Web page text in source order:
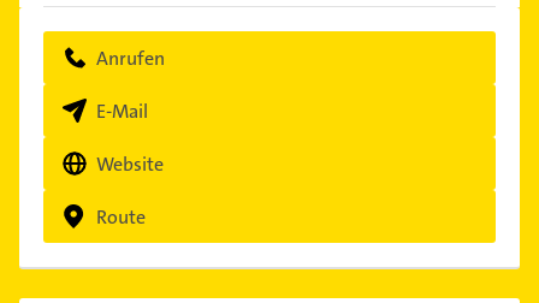
Anrufen
E-Mail
Website
Route